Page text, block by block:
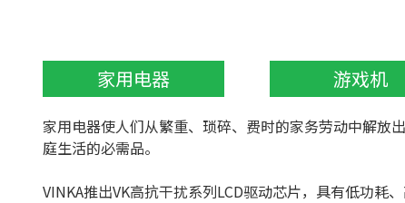
家用电器 游戏机
家用电器使人们从繁重、琐碎、费时的家务劳动中解放
庭生活的必需品。
VINKA推出VK高抗干扰系列LCD驱动芯片，具有低功耗